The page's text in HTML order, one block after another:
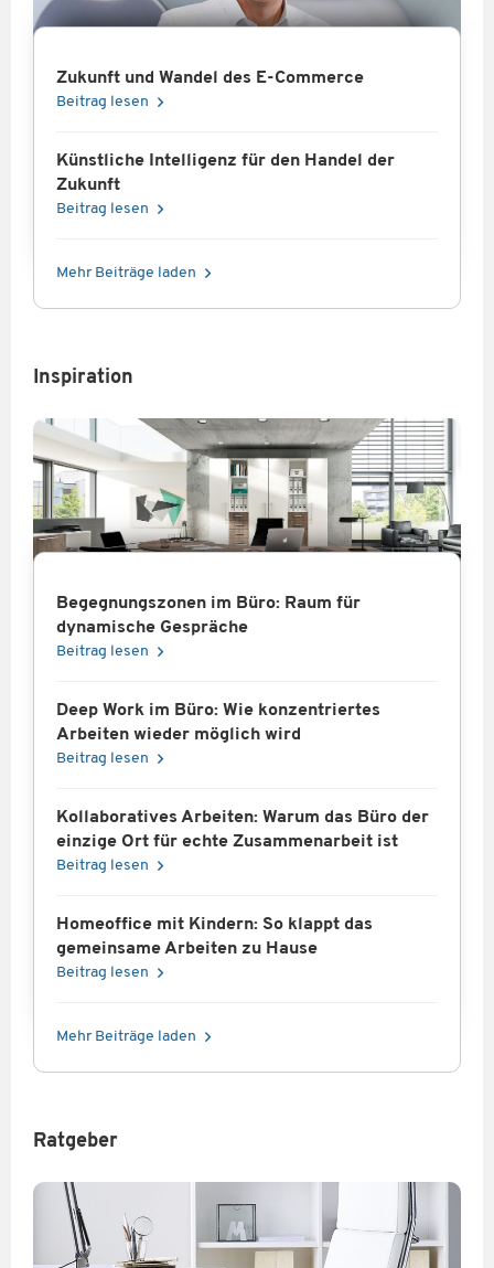
Zukunft und Wandel des E-Commerce
Beitrag lesen
Künstliche Intelligenz für den Handel der
Zukunft
Beitrag lesen
Mehr Beiträge laden
Inspiration
Begegnungszonen im Büro: Raum für
dynamische Gespräche
Beitrag lesen
Deep Work im Büro: Wie konzentriertes
Arbeiten wieder möglich wird
Beitrag lesen
Kollaboratives Arbeiten: Warum das Büro der
einzige Ort für echte Zusammenarbeit ist
Beitrag lesen
Homeoffice mit Kindern: So klappt das
gemeinsame Arbeiten zu Hause
Beitrag lesen
Mehr Beiträge laden
Ratgeber